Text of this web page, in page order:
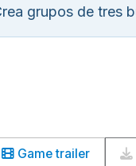
grupos de tres
Game trailer